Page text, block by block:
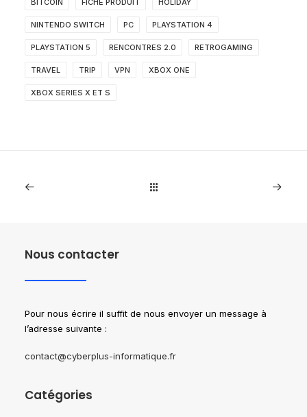
BITCOIN FICHE PRODUIT HOLIDAY
NINTENDO SWITCH PC PLAYSTATION 4
PLAYSTATION 5 RENCONTRES 2.0 RETROGAMING
TRAVEL TRIP VPN XBOX ONE
XBOX SERIES X ET S
Nous contacter
Pour nous écrire il suffit de nous envoyer un message à
l’adresse suivante :
contact@cyberplus-informatique.fr
Catégories